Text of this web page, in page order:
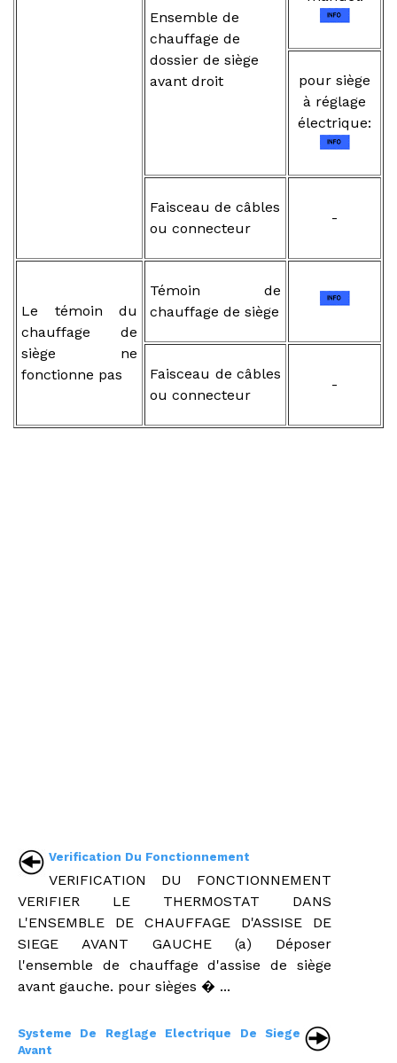
Ensemble de
chauffage de
dossier de siège
avant droit
pour siège
à réglage
électrique:
Faisceau de câbles
ou connecteur
-
Le témoin du
chauffage de
siège ne
fonctionne pas
Témoin de
chauffage de siège
Faisceau de câbles
ou connecteur
-
Verification Du Fonctionnement
VERIFICATION DU FONCTIONNEMENT
VERIFIER LE THERMOSTAT DANS
L'ENSEMBLE DE CHAUFFAGE D'ASSISE DE
SIEGE AVANT GAUCHE (a) Déposer
l'ensemble de chauffage d'assise de siège
avant gauche. pour sièges � ...
Systeme De Reglage Electrique De Siege
Avant